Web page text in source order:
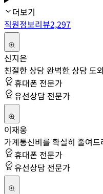
더보기
직원정보리뷰2,297
신지은
친절한 상담 완벽한 상담 도
휴대폰 전문가
유선상담 전문가
이재웅
가계통신비를 확실히 줄여
휴대폰 전문가
유선상담 전문가